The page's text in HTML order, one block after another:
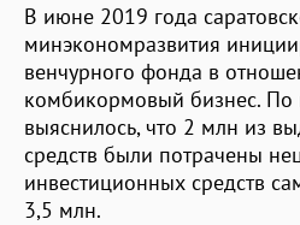
В июне 2019 года
минэкономразвития
венчурного фонда в
комбикормовый бизнес. По
выяснилось, что 2 млн из
средств были потрачены
инвестиционных средств
3,5 млн.